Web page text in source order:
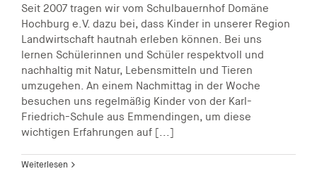
Seit 2007 tragen wir vom Schulbauernhof Domäne
Hochburg e.V. dazu bei, dass Kinder in unserer Region
Landwirtschaft hautnah erleben können. Bei uns
lernen Schülerinnen und Schüler respektvoll und
nachhaltig mit Natur, Lebensmitteln und Tieren
umzugehen. An einem Nachmittag in der Woche
besuchen uns regelmäßig Kinder von der Karl-
Friedrich-Schule aus Emmendingen, um diese
wichtigen Erfahrungen auf [...]
Weiterlesen